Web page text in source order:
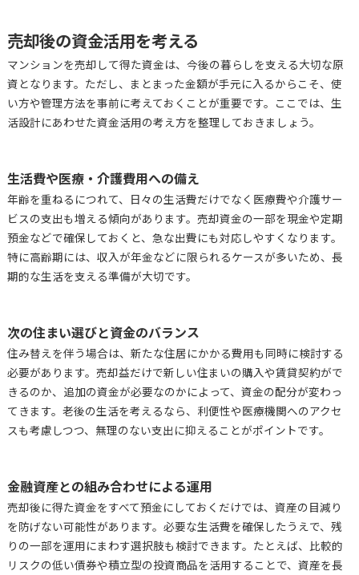
売却後の資金活用を考える
マンションを売却して得た資金は、今後の暮らしを支える大切な原
資となります。ただし、まとまった金額が手元に入るからこそ、使
い方や管理方法を事前に考えておくことが重要です。ここでは、生
活設計にあわせた資金活用の考え方を整理しておきましょう。
生活費や医療・介護費用への備え
年齢を重ねるにつれて、日々の生活費だけでなく医療費や介護サー
ビスの支出も増える傾向があります。売却資金の一部を現金や定期
預金などで確保しておくと、急な出費にも対応しやすくなります。
特に高齢期には、収入が年金などに限られるケースが多いため、長
期的な生活を支える準備が大切です。
次の住まい選びと資金のバランス
住み替えを伴う場合は、新たな住居にかかる費用も同時に検討する
必要があります。売却益だけで新しい住まいの購入や賃貸契約がで
きるのか、追加の資金が必要なのかによって、資金の配分が変わっ
てきます。老後の生活を考えるなら、利便性や医療機関へのアクセ
スも考慮しつつ、無理のない支出に抑えることがポイントです。
金融資産との組み合わせによる運用
売却後に得た資金をすべて預金にしておくだけでは、資産の目減り
を防げない可能性があります。必要な生活費を確保したうえで、残
りの一部を運用にまわす選択肢も検討できます。たとえば、比較的
リスクの低い債券や積立型の投資商品を活用することで、資産を長